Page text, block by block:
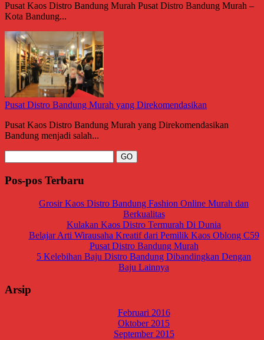
Pusat Kaos Distro Bandung Murah Pusat Distro Bandung Murah –
Kota Bandung...
Pusat Distro Bandung Murah yang Direkomendasikan
Pusat Kaos Distro Bandung Murah yang Direkomendasikan
Bandung menjadi salah...
Pos-pos Terbaru
Grosir Kaos Distro Bandung Fashion Online Murah dan
Berkualitas
Kulakan Kaos Distro Termurah Di Dunia
Belajar Arti Wirausaha Kreatif dari Pemilik Kaos Oblong C59
Pusat Distro Bandung Murah
5 Kelebihan Baju Distro Bandung Dibandingkan Dengan
Baju Lainnya
Arsip
Februari 2016
Oktober 2015
September 2015